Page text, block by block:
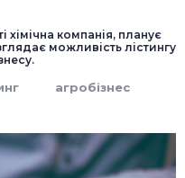
хімічна компанія, планує
можливість лістингу
агробізнес